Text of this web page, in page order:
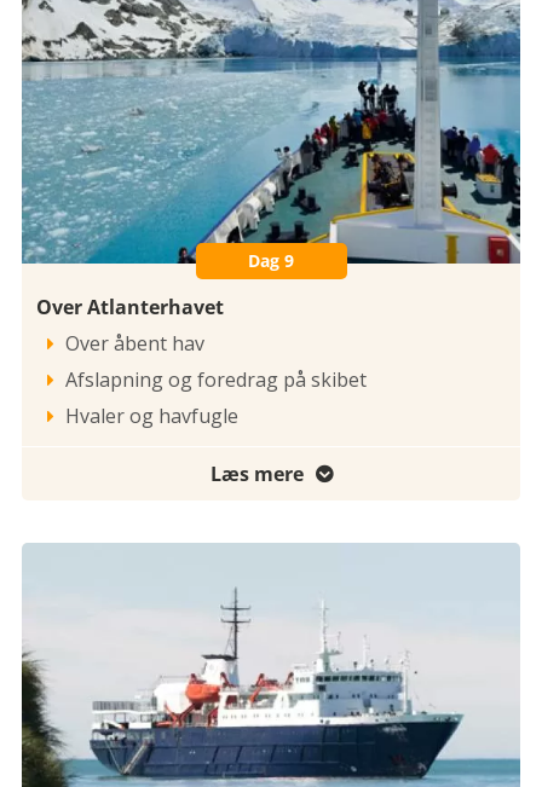
Dag 9
Over Atlanterhavet
 Over åbent hav
 Afslapning og foredrag på skibet
 Hvaler og havfugle
Læs mere 